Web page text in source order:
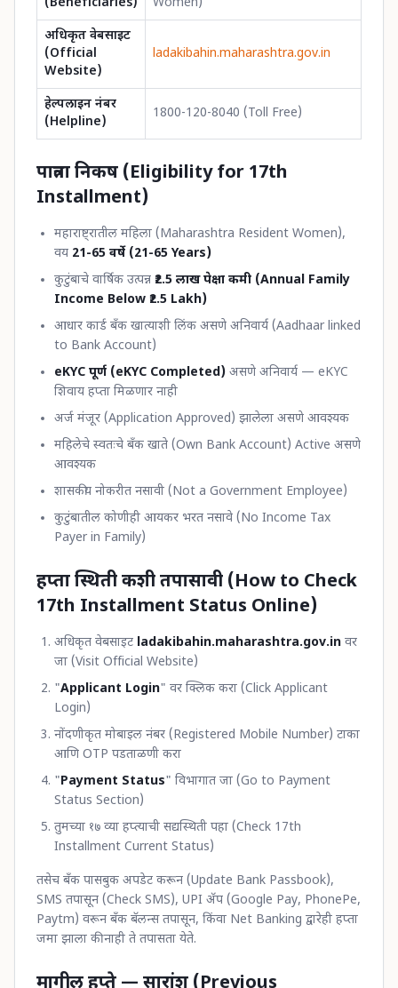
अधिकृत वेबसाइट
(Official
Website)
ladakibahin.maharashtra.gov.in
हेल्पलाइन नंबर
(Helpline)
1800-120-8040 (Toll Free)
पात्रता निकष (Eligibility for 17th
Installment)
महाराष्ट्रातील महिला (Maharashtra Resident Women),
वय 21-65 वर्षे (21-65 Years)
कुटुंबाचे वार्षिक उत्पन्न ₹2.5 लाख पेक्षा कमी (Annual Family
Income Below ₹2.5 Lakh)
आधार कार्ड बँक खात्याशी लिंक असणे अनिवार्य (Aadhaar linked
to Bank Account)
eKYC पूर्ण (eKYC Completed) असणे अनिवार्य — eKYC
शिवाय हप्ता मिळणार नाही
अर्ज मंजूर (Application Approved) झालेला असणे आवश्यक
महिलेचे स्वतःचे बँक खाते (Own Bank Account) Active असणे
आवश्यक
शासकीय नोकरीत नसावी (Not a Government Employee)
कुटुंबातील कोणीही आयकर भरत नसावे (No Income Tax
Payer in Family)
हप्ता स्थिती कशी तपासावी (How to Check
17th Installment Status Online)
अधिकृत वेबसाइट ladakibahin.maharashtra.gov.in वर
जा (Visit Official Website)
"Applicant Login" वर क्लिक करा (Click Applicant
Login)
नोंदणीकृत मोबाइल नंबर (Registered Mobile Number) टाका
आणि OTP पडताळणी करा
"Payment Status" विभागात जा (Go to Payment
Status Section)
तुमच्या १७ व्या हप्त्याची सद्यस्थिती पहा (Check 17th
Installment Current Status)
तसेच बँक पासबुक अपडेट करून (Update Bank Passbook),
SMS तपासून (Check SMS), UPI ॲप (Google Pay, PhonePe,
Paytm) वरून बँक बॅलन्स तपासून, किंवा Net Banking द्वारेही हप्ता
जमा झाला की नाही ते तपासता येते.
मागील हप्ते — सारांश (Previous